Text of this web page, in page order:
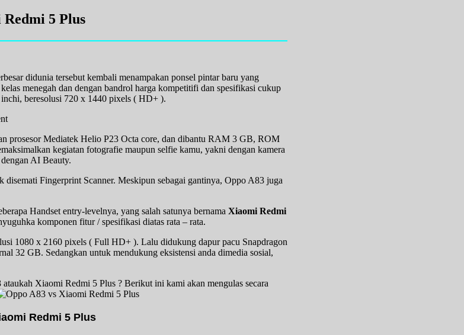
5 Plus
didunia tersebut kembali menampakan ponsel pintar baru yang
menegah dan dengan bandrol harga kompetitifi dan spesifikasi cukup
beresolusi 720 x 1440 pixels ( HD+ ).
prosesor Mediatek Helio P23 Octa core, dan dibantu RAM 3 GB, ROM
kegiatan fotografie maupun selfie kamu, yakni dengan kamera
AI Beauty.
Fingerprint Scanner. Meskipun sebagai gantinya, Oppo A83 juga
Handset entry-levelnya, yang salah satunya bernama Xiaomi Redmi
komponen fitur / spesifikasi diatas rata – rata.
1080 x 2160 pixels ( Full HD+ ). Lalu didukung dapur pacu Snapdragon
32 GB. Sedangkan untuk mendukung eksistensi anda dimedia sosial,
Xiaomi Redmi 5 Plus ? Berikut ini kami akan mengulas secara
Redmi 5 Plus